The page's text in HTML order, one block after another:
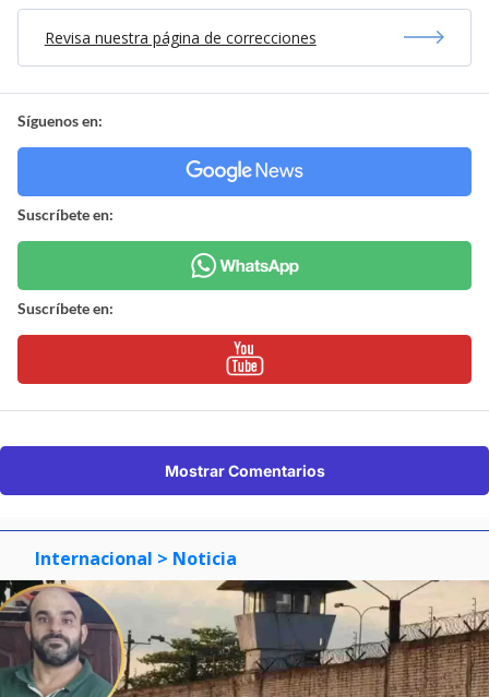
Revisa nuestra página de correcciones
Síguenos en:
Suscríbete en:
Suscríbete en:
Mostrar Comentarios
Internacional > Noticia